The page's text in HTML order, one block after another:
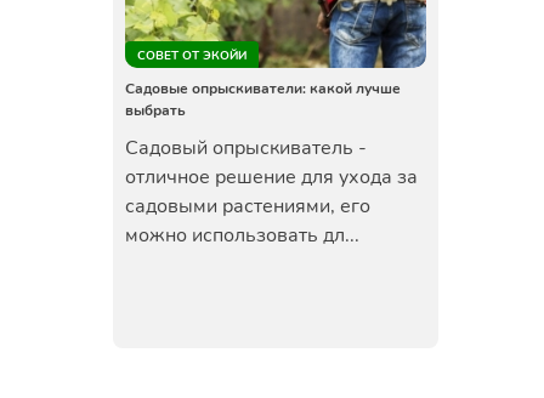
СОВЕТ ОТ ЭКОЙИ
Садовые опрыскиватели: какой лучше
выбрать
Садовый опрыскиватель -
отличное решение для ухода за
садовыми растениями, его
можно использовать дл...